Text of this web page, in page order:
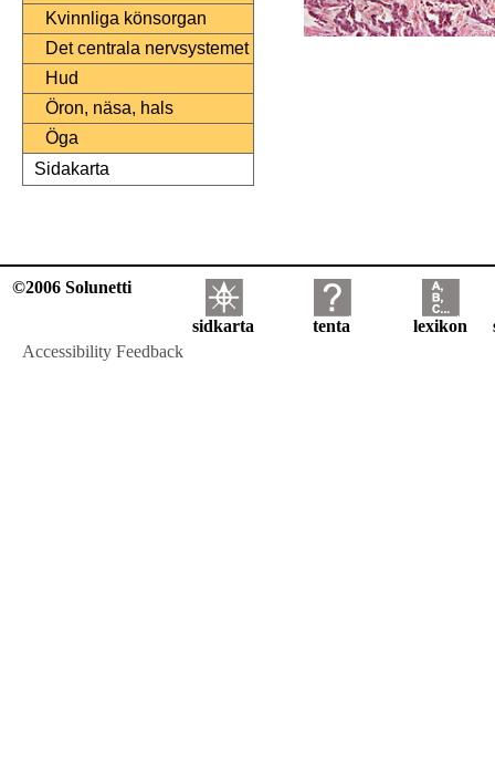
Kvinnliga könsorgan
Det centrala nervsystemet
Hud
Öron, näsa, hals
Öga
Sidakarta
©2006 Solunetti
sidkarta tenta lexikon
Accessibility Feedback